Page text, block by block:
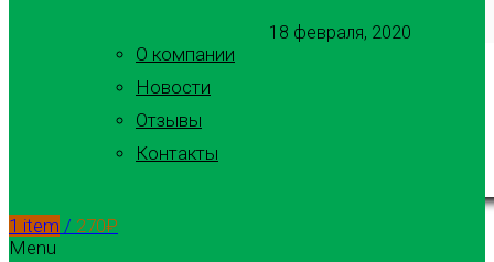
18 февраля, 2020
О компании
Новости
Отзывы
Контакты
1 item / 270₽
Menu